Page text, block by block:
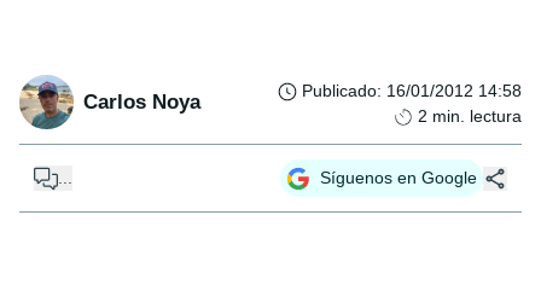
Carlos Noya Publicado: 16/01/2012 14:58
2 min. lectura
... Síguenos en Google